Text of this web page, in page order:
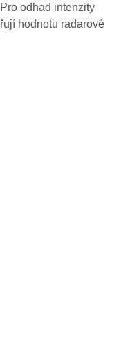
odhad intenzity
hodnotu radarové